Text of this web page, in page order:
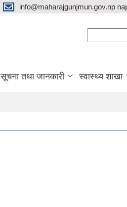
info@maharajgunjmun.gov.np
सूचना तथा जानकारी स्वास्थ्य शाखा